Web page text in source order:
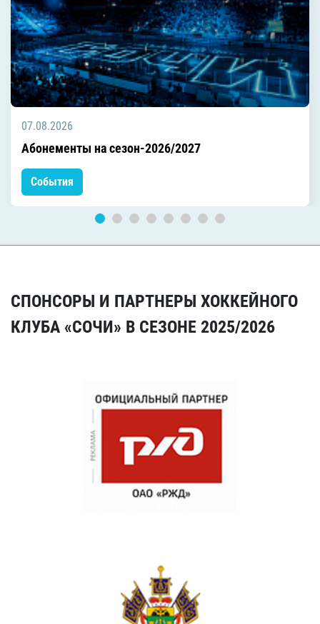
07.08.2026
Абонементы на сезон-2026/2027
События
СПОНСОРЫ И ПАРТНЕРЫ ХОККЕЙНОГО
КЛУБА «СОЧИ» В СЕЗОНЕ 2025/2026